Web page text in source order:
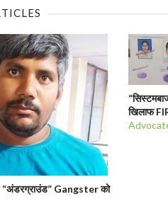
Gangster को
खिलाफ